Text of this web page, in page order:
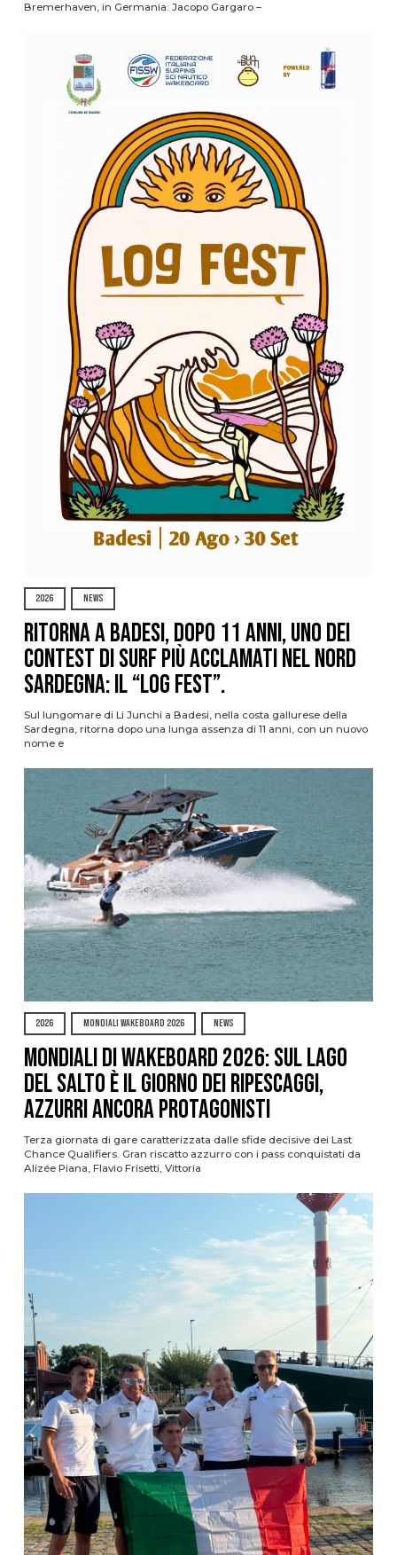
Bremerhaven, in Germania: Jacopo Gargaro –
2026 NEWS
Ritorna a Badesi, dopo 11 anni, uno dei
contest di surf più acclamati nel nord
Sardegna: il “Log Fest”.
Sul lungomare di Li Junchi a Badesi, nella costa gallurese della
Sardegna, ritorna dopo una lunga assenza di 11 anni, con un nuovo
nome e
2026 MONDIALI WAKEBOARD 2026 NEWS
Mondiali di Wakeboard 2026: sul Lago
del Salto è il giorno dei ripescaggi,
azzurri ancora protagonisti
Terza giornata di gare caratterizzata dalle sfide decisive dei Last
Chance Qualifiers. Gran riscatto azzurro con i pass conquistati da
Alizée Piana, Flavio Frisetti, Vittoria